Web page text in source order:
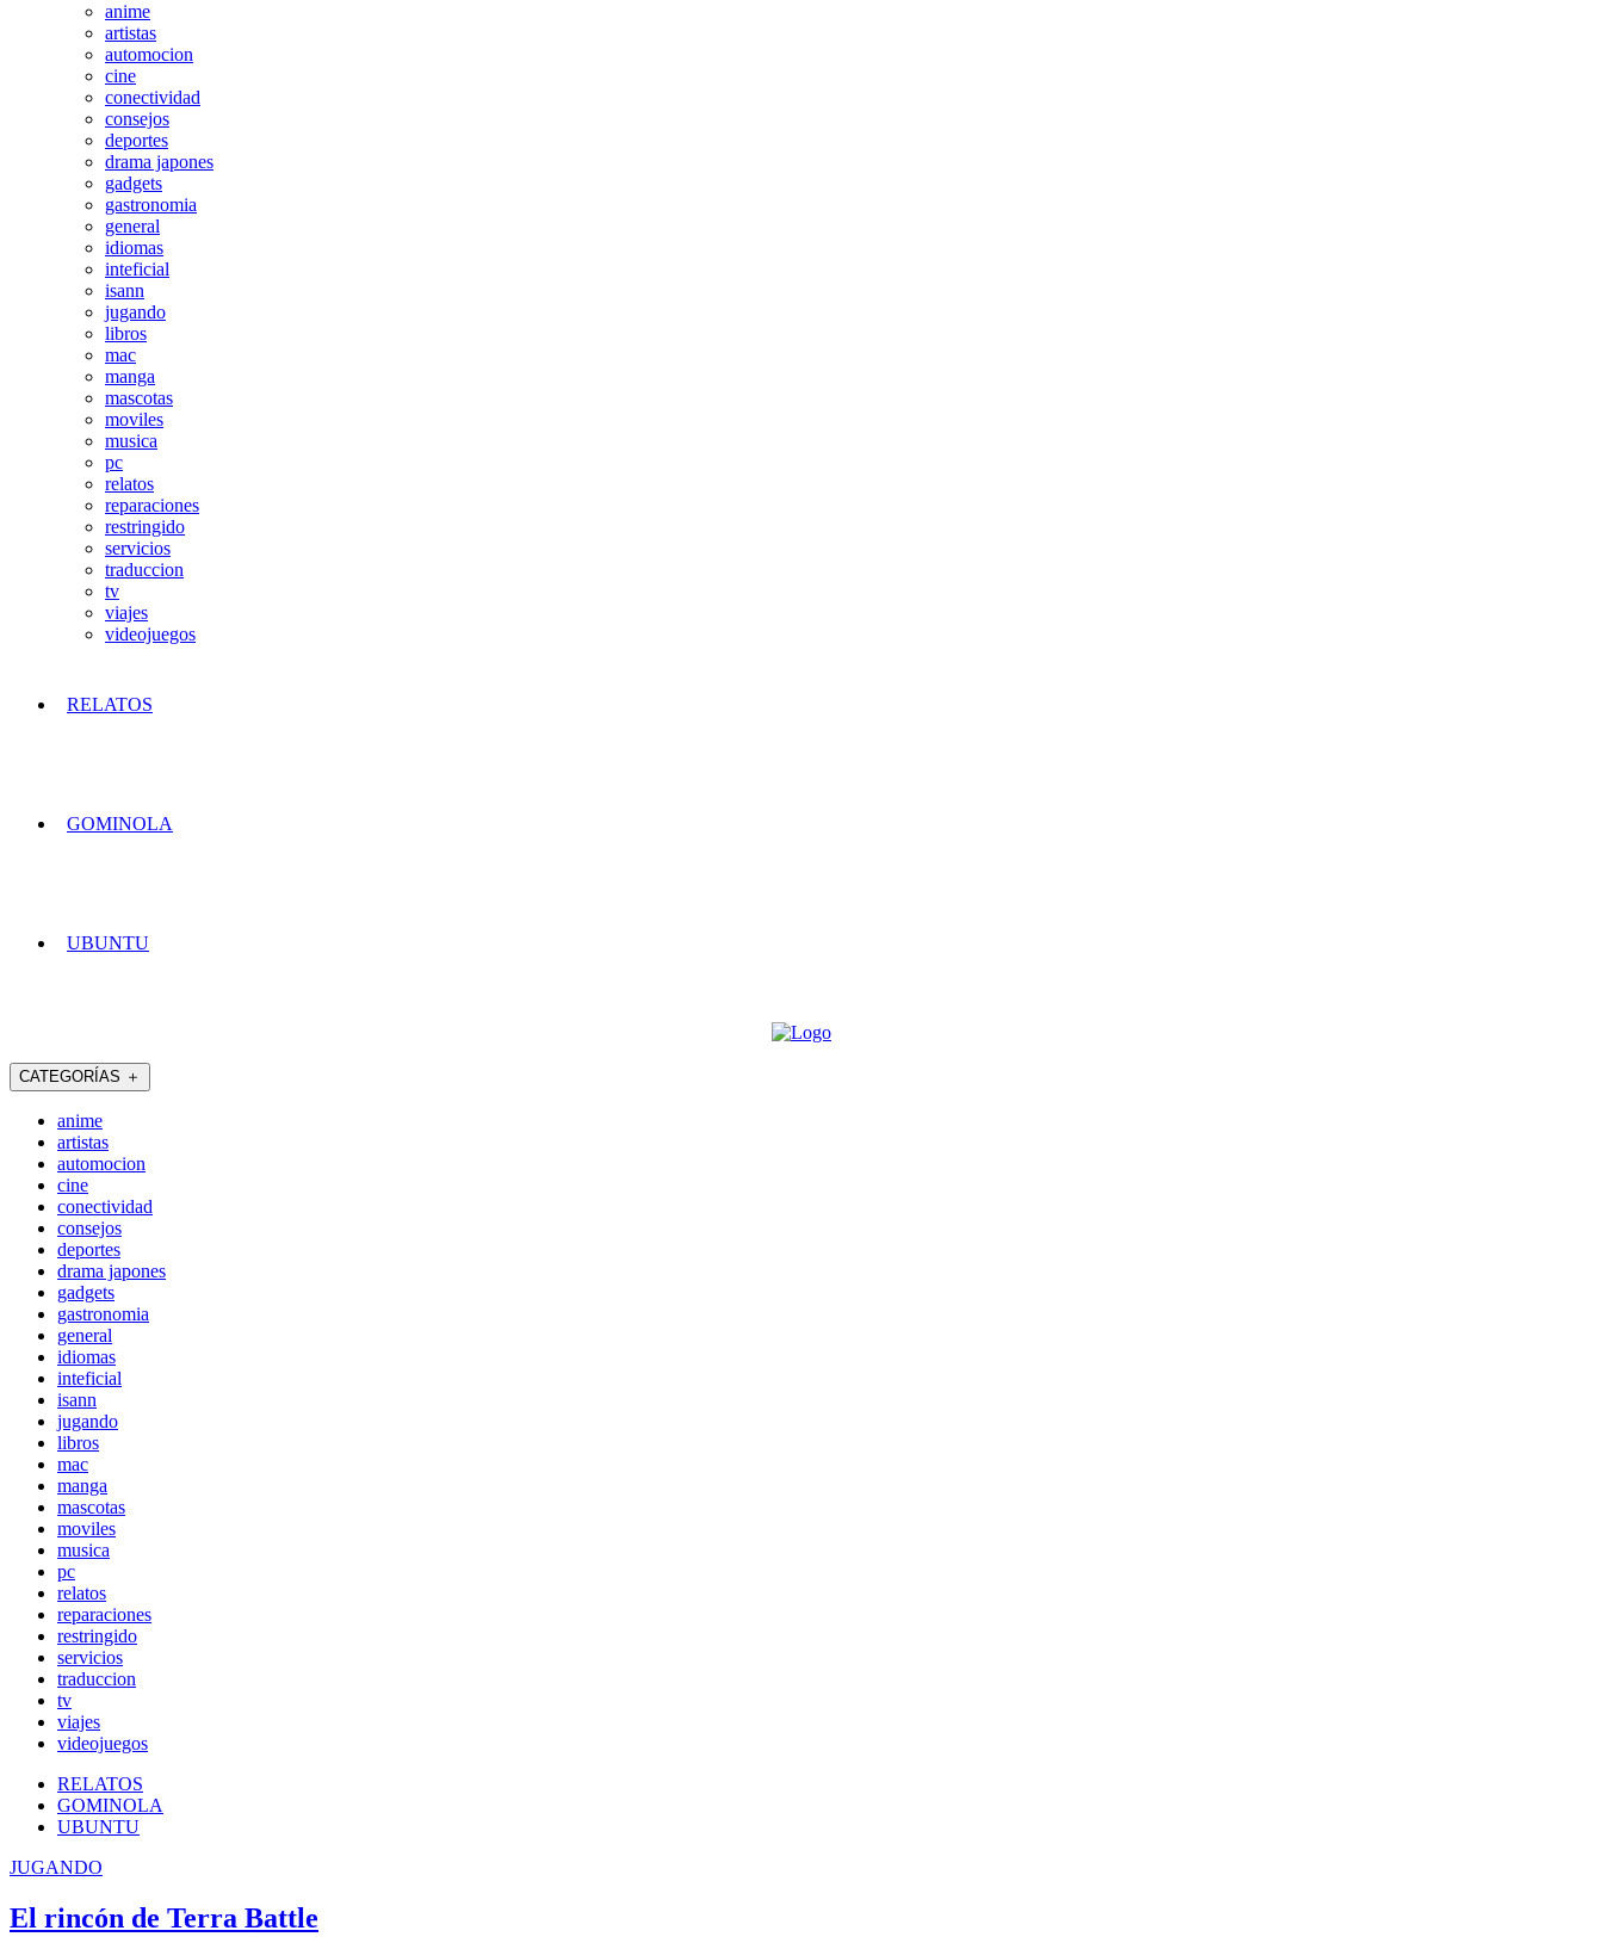
anime
artistas
automocion
cine
conectividad
consejos
deportes
drama japones
gadgets
gastronomia
general
idiomas
inteficial
isann
jugando
libros
mac
manga
mascotas
moviles
musica
pc
relatos
reparaciones
restringido
servicios
traduccion
tv
viajes
videojuegos
RELATOS
GOMINOLA
UBUNTU
CATEGORÍAS ＋
anime
artistas
automocion
cine
conectividad
consejos
deportes
drama japones
gadgets
gastronomia
general
idiomas
inteficial
isann
jugando
libros
mac
manga
mascotas
moviles
musica
pc
relatos
reparaciones
restringido
servicios
traduccion
tv
viajes
videojuegos
RELATOS
GOMINOLA
UBUNTU
JUGANDO
El rincón de Terra Battle